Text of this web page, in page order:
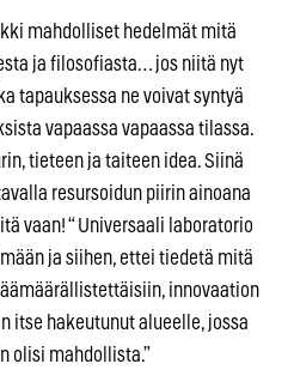
mahdolliset hedelmät mitä
ja filosofiasta… jos niitä nyt
tapauksessa ne voivat syntyä
vapaassa vapaassa tilassa.
tieteen ja taiteen idea. Siinä
resursoidun piirin ainoana
vaan! “ Universaali laboratorio
ja siihen, ettei tiedetä mitä
innovaation
itse hakeutunut alueelle, jossa
olisi mahdollista.”